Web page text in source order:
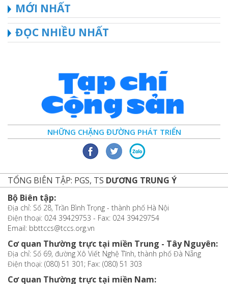
MỚI NHẤT
ĐỌC NHIỀU NHẤT
NHỮNG CHẶNG ĐƯỜNG PHÁT TRIỂN
TỔNG BIÊN TẬP: PGS, TS DƯƠNG TRUNG Ý
Bộ Biên tập:
Địa chỉ: Số 28, Trần Bình Trọng - thành phố Hà Nội
Điện thoại: 024 39429753 - Fax: 024 39429754
Email: bbttccs@tccs.org.vn
Cơ quan Thường trực tại miền Trung - Tây Nguyên:
Địa chỉ: Số 69, đường Xô Viết Nghệ Tĩnh, thành phố Đà Nẵng
Điện thoại: (080) 51 301; Fax: (080) 51 303
Cơ quan Thường trực tại miền Nam: